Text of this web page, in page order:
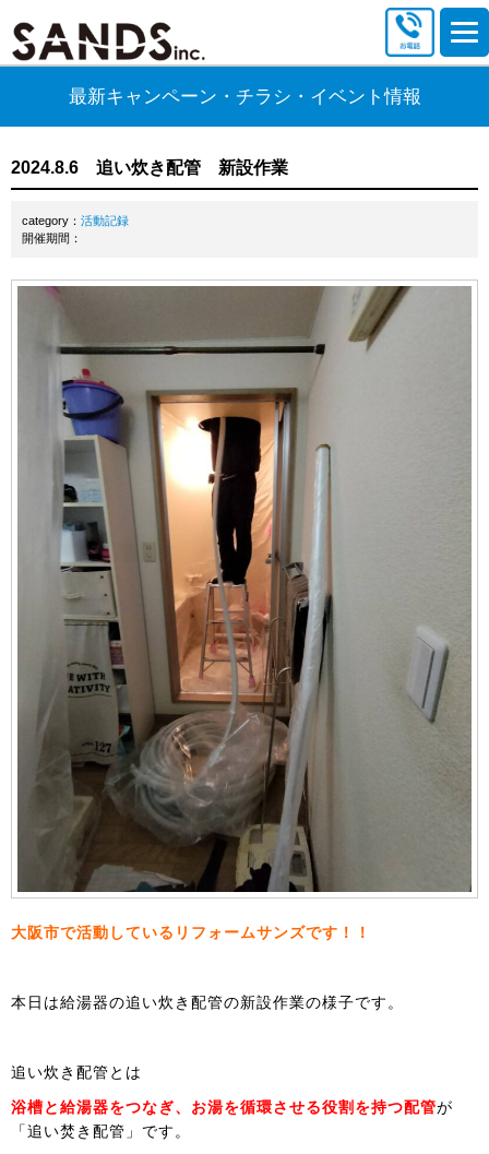
最新キャンペーン・チラシ・イベント情報
2024.8.6 追い炊き配管 新設作業
category： 活動記録
開催期間：
大阪市で活動しているリフォームサンズです！！
本日は給湯器の追い炊き配管の新設作業の様子です。
追い炊き配管とは
浴槽と給湯器をつなぎ、お湯を循環させる役割を持つ配管が
「追い焚き配管」です。